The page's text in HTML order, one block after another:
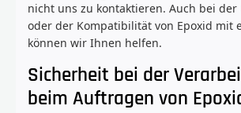
nicht uns zu kontaktieren. Auch bei der
oder der Kompatibilität von Epoxid mit
können wir Ihnen helfen.
Sicherheit bei der
beim Auftragen von